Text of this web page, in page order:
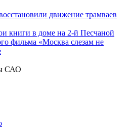
движение трамваев
книги в доме на 2-й Песчаной
фильма «Москва слезам не
САО